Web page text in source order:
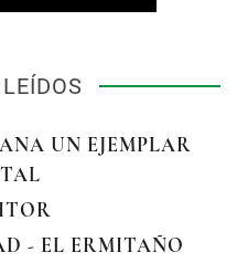
UN EJEMPLAR
- EL ERMITAÑO